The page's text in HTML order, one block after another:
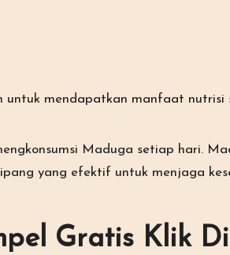
mendapatkan manfaat nutrisi
Maduga setiap hari.
yang efektif untuk menjaga
Gratis Klik Di